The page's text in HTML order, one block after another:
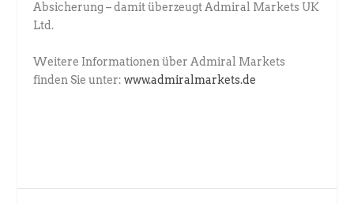
Absicherung – damit überzeugt Admiral Markets UK
Ltd.
Weitere Informationen über Admiral Markets
finden Sie unter:www.admiralmarkets.de